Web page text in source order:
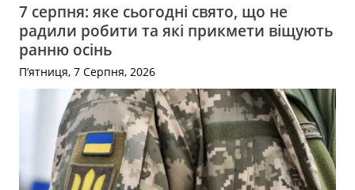
7 серпня: яке сьогодні свято, що не
радили робити та які прикмети віщують
ранню осінь
П’ятниця, 7 Серпня, 2026